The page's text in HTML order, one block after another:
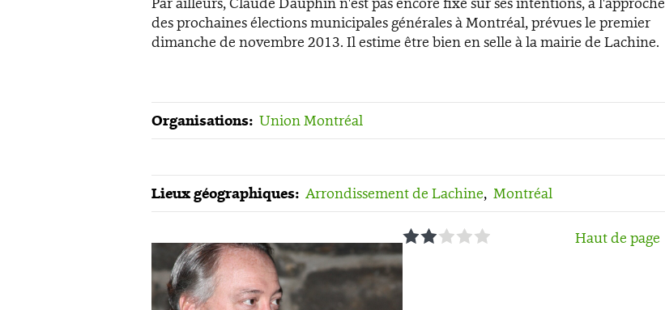
des prochaines élections municipales générales à Montréal, prévues le premier
dimanche de novembre 2013. Il estime être bien en selle à la mairie de Lachine.
Organisations: Union Montréal
Lieux géographiques: Arrondissement de Lachine, Montréal
1 2 3 4 5 Haut de page